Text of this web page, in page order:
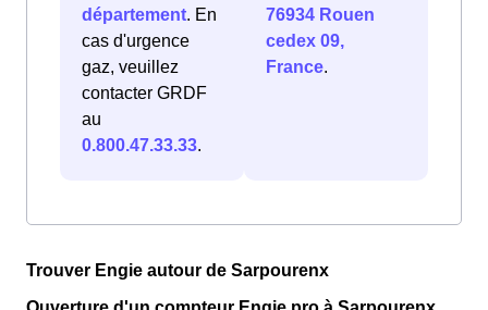
département. En
cas d'urgence
gaz, veuillez
contacter GRDF
au
0.800.47.33.33.
76934 Rouen
cedex 09,
France.
Trouver Engie autour de Sarpourenx